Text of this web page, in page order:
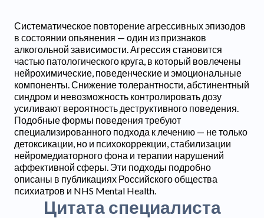
Систематическое повторение агрессивных эпизодов
в состоянии опьянения — один из признаков
алкогольной зависимости. Агрессия становится
частью патологического круга, в который вовлечены
нейрохимические, поведенческие и эмоциональные
компоненты. Снижение толерантности, абстинентный
синдром и невозможность контролировать дозу
усиливают вероятность деструктивного поведения.
Подобные формы поведения требуют
специализированного подхода к лечению — не только
детоксикации, но и психокоррекции, стабилизации
нейромедиаторного фона и терапии нарушений
аффективной сферы. Эти подходы подробно
описаны в публикациях Российского общества
психиатров и NHS Mental Health.
Цитата специалиста